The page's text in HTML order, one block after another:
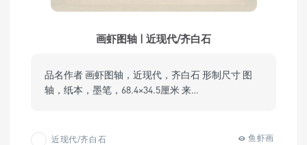
画虾图轴 | 近现代/齐白石
品名作者 画虾图轴，近现代，齐白石 形制尺寸 图
轴，纸本，墨笔，68.4×34.5厘米 来…
近现代/齐白石 鱼虾画